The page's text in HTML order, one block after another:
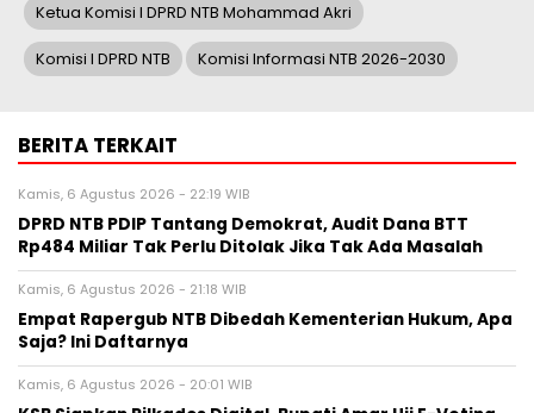
Ketua Komisi I DPRD NTB Mohammad Akri
Komisi I DPRD NTB Komisi Informasi NTB 2026-2030
BERITA TERKAIT
Kamis, 6 Agustus 2026 - 22:19 WIB
DPRD NTB PDIP Tantang Demokrat, Audit Dana BTT
Rp484 Miliar Tak Perlu Ditolak Jika Tak Ada Masalah
Kamis, 6 Agustus 2026 - 21:18 WIB
Empat Rapergub NTB Dibedah Kementerian Hukum, Apa
Saja? Ini Daftarnya
Kamis, 6 Agustus 2026 - 20:01 WIB